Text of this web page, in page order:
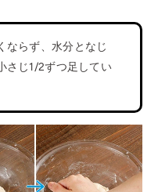
ならず、水分となじ
さじ1/2ずつ足してい